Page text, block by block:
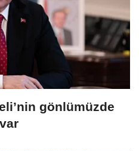
gönlümüzde